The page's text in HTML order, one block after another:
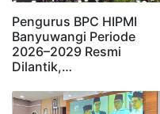
Pengurus BPC HIPMI
Banyuwangi Periode
2026–2029 Resmi
Dilantik,…